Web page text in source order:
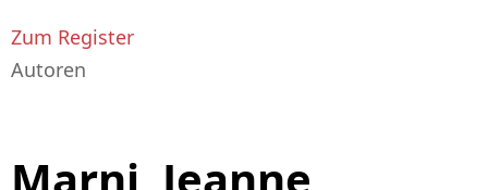
Zum Register
Autoren